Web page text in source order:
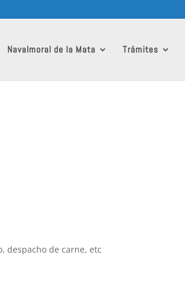
Navalmoral de la Mata Trámites
despacho de carne, etc